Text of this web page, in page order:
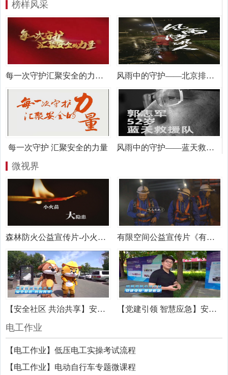
榜样风采
每一次守护汇聚安全的力量 他们是一线的应急先锋 风雨中的守护——北京排水集团张根
每一次守护 汇聚安全的力量 风雨中的守护——蓝天救援队郭志军
微视界
森林防火公益宣传片-小火苗 大隐患 有限空间公益宣传片《有毒气》
【安全社区 共治共享】安全生产月——顺义旺泉街道会场 【党建引领 智慧应急】安全生产月——琪舰消防公司会场
电工作业
【电工作业】低压电工实操考试流程
【电工作业】电动自行车专题微课程